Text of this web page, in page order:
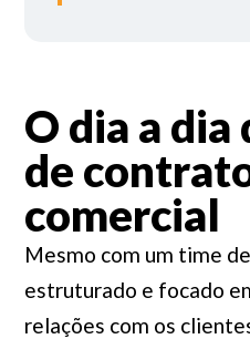
O dia a dia
de
comercial
Mesmo com um time
estruturado e focado
relações com os